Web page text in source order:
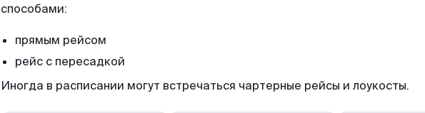
способами:
прямым рейсом
рейс с пересадкой
Иногда в расписании могут встречаться чартерные рейсы и лоукосты.